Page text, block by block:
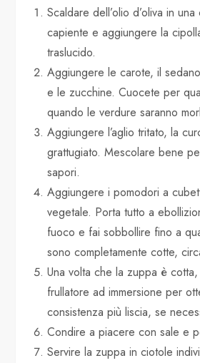
Scaldare dell’olio d’oliva in
capiente e aggiungere la
traslucido.
Aggiungere le carote, il
e le zucchine. Cuocete per
quando le verdure saranno
Aggiungere l’aglio tritato, la
grattugiato. Mescolare bene
sapori.
Aggiungere i pomodori a
vegetale. Porta tutto a
fuoco e fai sobbollire fino a
sono completamente cotte,
Una volta che la zuppa è
frullatore ad immersione per
consistenza più liscia, se
Condire a piacere con sale e
Servire la zuppa in ciotole